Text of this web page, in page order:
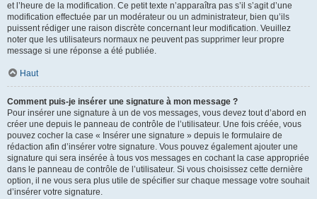
et l’heure de la modification. Ce petit texte n’apparaîtra pas s’il s’agit d’une
modification effectuée par un modérateur ou un administrateur, bien qu’ils
puissent rédiger une raison discrète concernant leur modification. Veuillez
noter que les utilisateurs normaux ne peuvent pas supprimer leur propre
message si une réponse a été publiée.
Haut
Comment puis-je insérer une signature à mon message ?
Pour insérer une signature à un de vos messages, vous devez tout d’abord en
créer une depuis le panneau de contrôle de l’utilisateur. Une fois créée, vous
pouvez cocher la case « Insérer une signature » depuis le formulaire de
rédaction afin d’insérer votre signature. Vous pouvez également ajouter une
signature qui sera insérée à tous vos messages en cochant la case appropriée
dans le panneau de contrôle de l’utilisateur. Si vous choisissez cette dernière
option, il ne vous sera plus utile de spécifier sur chaque message votre souhait
d’insérer votre signature.